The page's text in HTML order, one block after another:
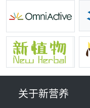
关于新营养